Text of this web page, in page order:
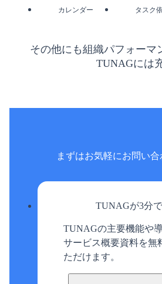
カレンダー タスク
その他にも組織パフォーマ
TUNAGには
まずはお気軽にお問い合
TUNAGが3分
TUNAGの主要機能や
サービス概要資料を無
ただけます。